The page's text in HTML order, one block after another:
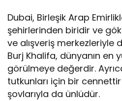
Dubai, Birleşik Arap
şehirlerinden biridir ve
ve alışveriş merkezleriyle
Burj Khalifa, dünyanın en
görülmeye değerdir.
tutkunları için bir
şovlarıyla da ünlüdür.